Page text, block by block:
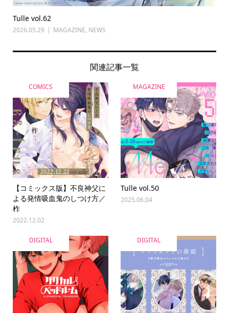
Tulle vol.62
2026.05.29 MAGAZINE, NEWS
関連記事一覧
COMICS
【コミックス版】不良神父に
よる発情吸血鬼のしつけ方／
柞
2022.12.02
MAGAZINE
Tulle vol.50
2025.06.04
DIGITAL DIGITAL